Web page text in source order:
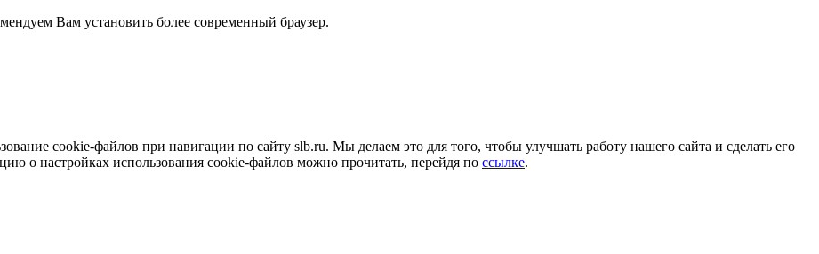
Вам установить более современный браузер.
cookie-файлов при навигации по сайту slb.ru. Мы делаем это для того, чтобы улучшать работу нашего сайта и сделать его
о настройках использования cookie-файлов можно прочитать, перейдя по ссылке.